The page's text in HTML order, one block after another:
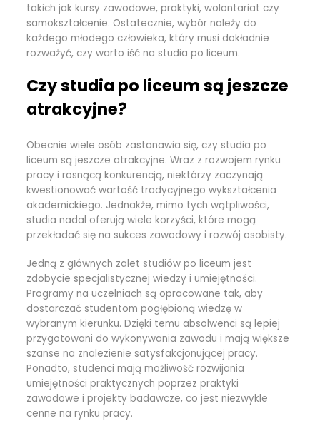
takich jak kursy zawodowe, praktyki, wolontariat czy
samokształcenie. Ostatecznie, wybór należy do
każdego młodego człowieka, który musi dokładnie
rozważyć, czy warto iść na studia po liceum.
Czy studia po liceum są jeszcze
atrakcyjne?
Obecnie wiele osób zastanawia się, czy studia po
liceum są jeszcze atrakcyjne. Wraz z rozwojem rynku
pracy i rosnącą konkurencją, niektórzy zaczynają
kwestionować wartość tradycyjnego wykształcenia
akademickiego. Jednakże, mimo tych wątpliwości,
studia nadal oferują wiele korzyści, które mogą
przekładać się na sukces zawodowy i rozwój osobisty.
Jedną z głównych zalet studiów po liceum jest
zdobycie specjalistycznej wiedzy i umiejętności.
Programy na uczelniach są opracowane tak, aby
dostarczać studentom pogłębioną wiedzę w
wybranym kierunku. Dzięki temu absolwenci są lepiej
przygotowani do wykonywania zawodu i mają większe
szanse na znalezienie satysfakcjonującej pracy.
Ponadto, studenci mają możliwość rozwijania
umiejętności praktycznych poprzez praktyki
zawodowe i projekty badawcze, co jest niezwykle
cenne na rynku pracy.